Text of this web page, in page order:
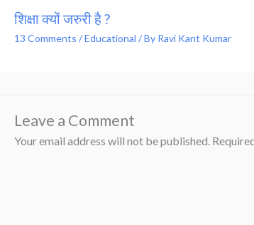
शिक्षा क्यों जरुरी है ?
13 Comments /Educational / By Ravi Kant Kumar
Leave a Comment
Your email address will not be published.